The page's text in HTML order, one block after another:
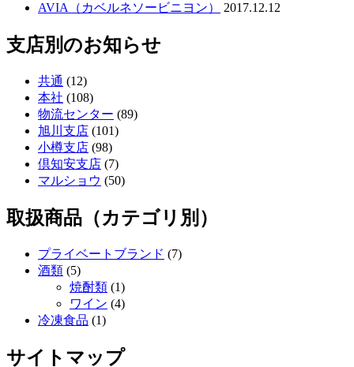
AVIA（カベルネソービニヨン）
2017.12.12
支店別のお知らせ
共通 (12)
本社 (108)
物流センター (89)
旭川支店 (101)
小樽支店 (98)
倶知安支店 (7)
マルショウ (50)
取扱商品（カテゴリ別）
プライベートブランド (7)
酒類 (5)
焼酎類 (1)
ワイン (4)
冷凍食品 (1)
サイトマップ